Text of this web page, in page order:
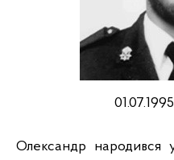
Олександр народився